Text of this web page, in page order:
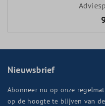
Nieuwsbrief
Abonneer nu op onze
op de hoogte te blijven van